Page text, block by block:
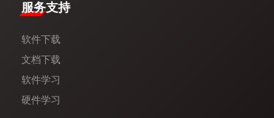
服务支持
软件下载
文档下载
软件学习
硬件学习